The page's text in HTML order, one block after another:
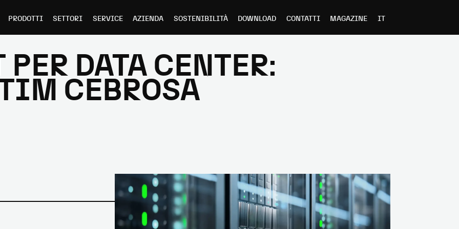
PRODOTTI SETTORI SERVICE AZIENDA SOSTENIBILITÀ DOWNLOAD CONTATTI MAGAZINE IT
DATA CENTER:
CEBROSA